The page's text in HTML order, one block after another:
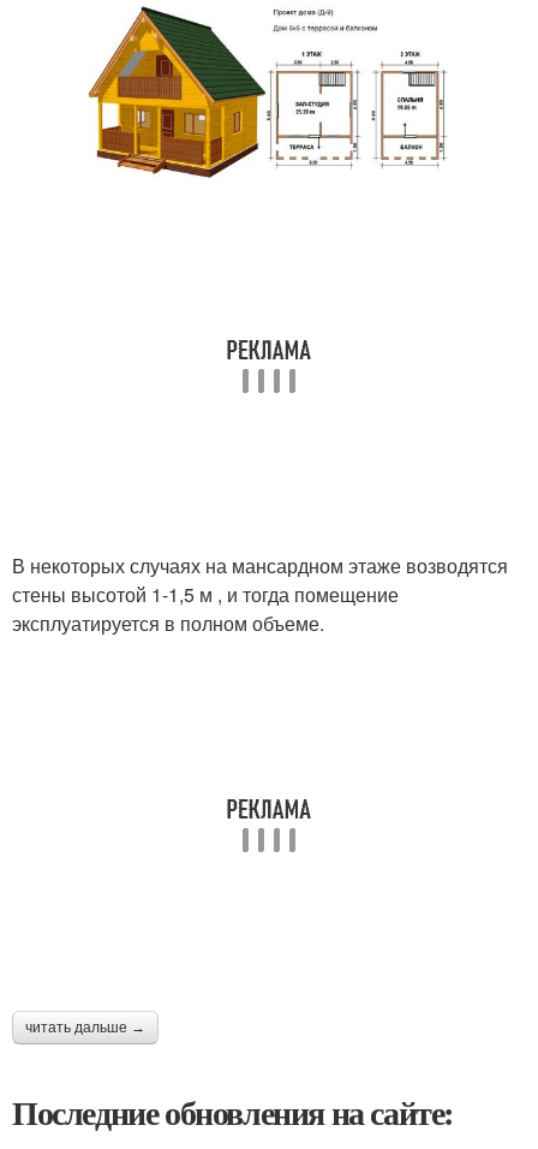
В некоторых случаях на мансардном этаже возводятся
стены высотой 1-1,5 м , и тогда помещение
эксплуатируется в полном объеме.
читать дальше →
Последние обновления на сайте: